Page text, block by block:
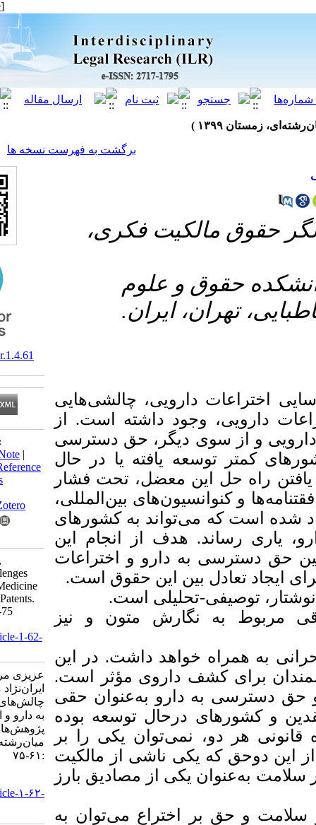
برگشت به فهرست نسخه ها
فکری،
و علوم
ایران.
دارویی، چالشی‌هایی
وجود داشته است. از
دیگر، حق دسترسی
یافته یا در حال
این معضل، تحت فشار
بین‌المللی،
می‌تواند به کشورهای
هدف از انجام این
به دارو و اختراعات
بین این حقوق است.
تحلیلی است.
نگارش متون و نیز
خواهد داشت. در این
کشف داروی مؤثر است.
دارو به‌عنوان حقی
درحال توسعه بوده
نمی‌توان یکی را بر
یکی ناشی از مالکیت
یکی از مصادیق بارز
اختراع می‌توان به
Download citation:
BibTeX
RIS|
|
Medlars| ProCite |Reference
RefWorks
Send citation to:
Mendeley
Zotero
Azizi Moradpour H,
Irannezhad M. Challenges
between Access to Medicine
and Pharmaceutical Patents.
ILR 2020; 1 (4) :61-75
http://ilrjournal.ir/article-1-62-
عزیزی مرادپور حمید،
ایران‌نژاد محمدرضا.
چالش‌های بین حق دسترسی
به دارو و اختراعات دارویی.
پژوهش‌های حقوقی
میان‌رشته‌ای. ۱۳۹۹; ۱ (۴)
:۶۱-۷۵
http://ilrjournal.ir/article-۱-۶۲-